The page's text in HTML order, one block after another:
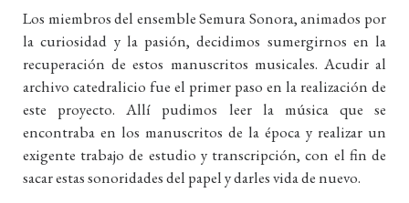
Los miembros del ensemble Semura Sonora, animados por
la curiosidad y la pasión, decidimos sumergirnos en la
recuperación de estos manuscritos musicales. Acudir al
archivo catedralicio fue el primer paso en la realización de
este proyecto. Allí pudimos leer la música que se
encontraba en los manuscritos de la época y realizar un
exigente trabajo de estudio y transcripción, con el fin de
sacar estas sonoridades del papel y darles vida de nuevo.